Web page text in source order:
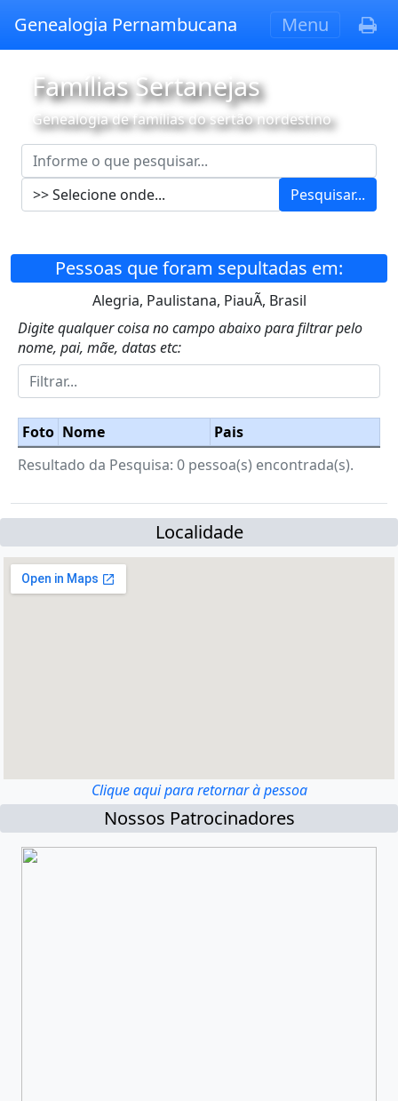
Genealogia Pernambucana Menu
Famílias Sertanejas
Genealogia de famílias do sertão nordestino
Pesquisar...
Pessoas que foram sepultadas em:
Alegria, Paulistana, PiauÃ­, Brasil
Digite qualquer coisa no campo abaixo para filtrar pelo
nome, pai, mãe, datas etc:
Foto Nome
Pais
Resultado da Pesquisa: 0 pessoa(s) encontrada(s).
Localidade
Clique aqui para retornar à pessoa
Nossos Patrocinadores